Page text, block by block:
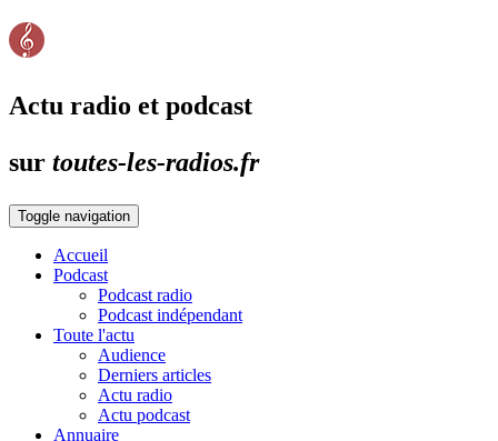
Actu radio et podcast
sur toutes-les-radios.fr
Toggle navigation
Accueil
Podcast
Podcast radio
Podcast indépendant
Toute l'actu
Audience
Derniers articles
Actu radio
Actu podcast
Annuaire